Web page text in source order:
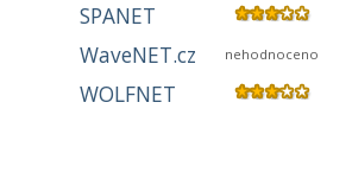
SPANET
WaveNET.cz nehodnoceno
WOLFNET